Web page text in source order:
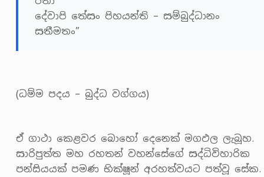
දේවාපි තේසං පිහයන්ති – සම්බුද්ධානං
සතීමතං”
(ධම්ම පදය – බුද්ධ වග්ගය)
ඒ ගාථා කෙළවර බොහෝ දෙනෙක් මගඵල ලැබූහ.
සාරිපුත්ත මහ රහතන් වහන්සේගේ සද්ධිවිහාරික
පන්සියයක් පමණ භික්ෂූන් අරහත්වයට පත්වූ සේක.